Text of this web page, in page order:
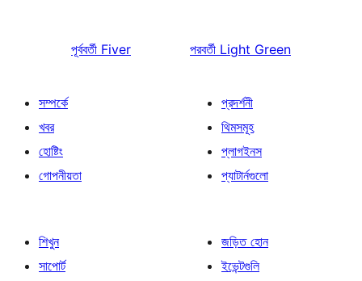
পূর্ববর্তী Fiver পরবর্তী Light Green
সম্পর্কে
খবর
হোষ্টিং
গোপনীয়তা
প্রদর্শনী
থিমসমূহ
প্লাগইনস
প্যাটার্নগুলো
শিখুন
সাপোর্ট
জড়িত হোন
ইভেন্টগুলি